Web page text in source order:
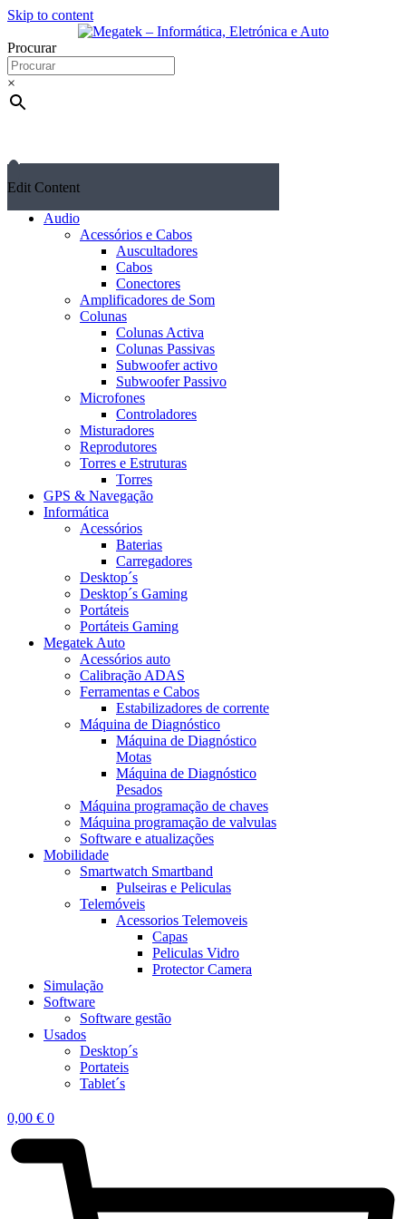
Skip to content
Procurar
×
Edit Content
Audio
Acessórios e Cabos
Auscultadores
Cabos
Conectores
Amplificadores de Som
Colunas
Colunas Activa
Colunas Passivas
Subwoofer activo
Subwoofer Passivo
Microfones
Controladores
Misturadores
Reprodutores
Torres e Estruturas
Torres
GPS & Navegação
Informática
Acessórios
Baterias
Carregadores
Desktop´s
Desktop´s Gaming
Portáteis
Portáteis Gaming
Megatek Auto
Acessórios auto
Calibração ADAS
Ferramentas e Cabos
Estabilizadores de corrente
Máquina de Diagnóstico
Máquina de Diagnóstico
Motas
Máquina de Diagnóstico
Pesados
Máquina programação de chaves
Máquina programação de valvulas
Software e atualizações
Mobilidade
Smartwatch Smartband
Pulseiras e Peliculas
Telemóveis
Acessorios Telemoveis
Capas
Peliculas Vidro
Protector Camera
Simulação
Software
Software gestão
Usados
Desktop´s
Portateis
Tablet´s
0,00 € 0